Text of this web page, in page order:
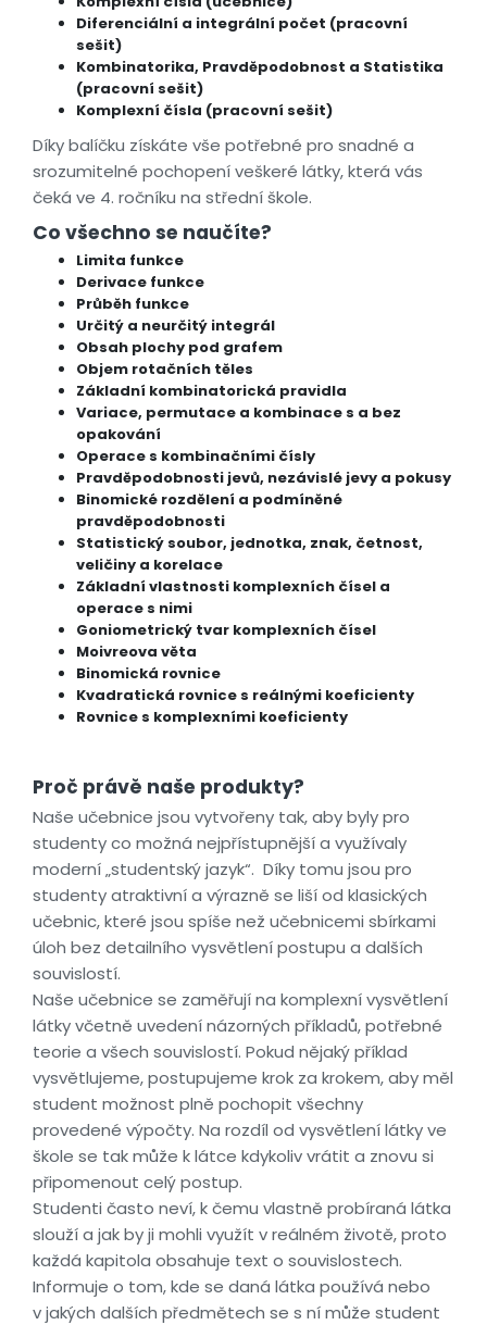
Diferenciální a integrální počet (pracovní
sešit)
Kombinatorika, Pravděpodobnost a Statistika
(pracovní sešit)
Komplexní čísla (pracovní sešit)
Díky balíčku získáte vše potřebné pro snadné a
srozumitelné pochopení veškeré látky, která vás
čeká ve 4. ročníku na střední škole.
Co všechno se naučíte?
Limita funkce
Derivace funkce
Průběh funkce
Určitý a neurčitý integrál
Obsah plochy pod grafem
Objem rotačních těles
Základní kombinatorická pravidla
Variace, permutace a kombinace s a bez
opakování
Operace s kombinačními čísly
Pravděpodobnosti jevů, nezávislé jevy a pokusy
Binomické rozdělení a podmíněné
pravděpodobnosti
Statistický soubor, jednotka, znak, četnost,
veličiny a korelace
Základní vlastnosti komplexních čísel a
operace s nimi
Goniometrický tvar komplexních čísel
Moivreova věta
Binomická rovnice
Kvadratická rovnice s reálnými koeficienty
Rovnice s komplexními koeficienty
Proč právě naše produkty?
Naše učebnice jsou vytvořeny tak, aby byly pro
studenty co možná nejpřístupnější a využívaly
moderní „studentský jazyk“. Díky tomu jsou pro
studenty atraktivní a výrazně se liší od klasických
učebnic, které jsou spíše než učebnicemi sbírkami
úloh bez detailního vysvětlení postupu a dalších
souvislostí.
Naše učebnice se zaměřují na komplexní vysvětlení
látky včetně uvedení názorných příkladů, potřebné
teorie a všech souvislostí. Pokud nějaký příklad
vysvětlujeme, postupujeme krok za krokem, aby měl
student možnost plně pochopit všechny
provedené výpočty. Na rozdíl od vysvětlení látky ve
škole se tak může k látce kdykoliv vrátit a znovu si
připomenout celý postup.
Studenti často neví, k čemu vlastně probíraná látka
slouží a jak by ji mohli využít v reálném životě, proto
každá kapitola obsahuje text o souvislostech.
Informuje o tom, kde se daná látka používá nebo
v jakých dalších předmětech se s ní může student